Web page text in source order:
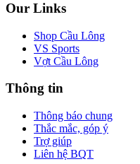
Our Links
Shop Cầu Lông
VS Sports
Vợt Cầu Lông
Thông tin
Thông báo chung
Thắc mắc, góp ý
Trợ giúp
Liên hệ BQT